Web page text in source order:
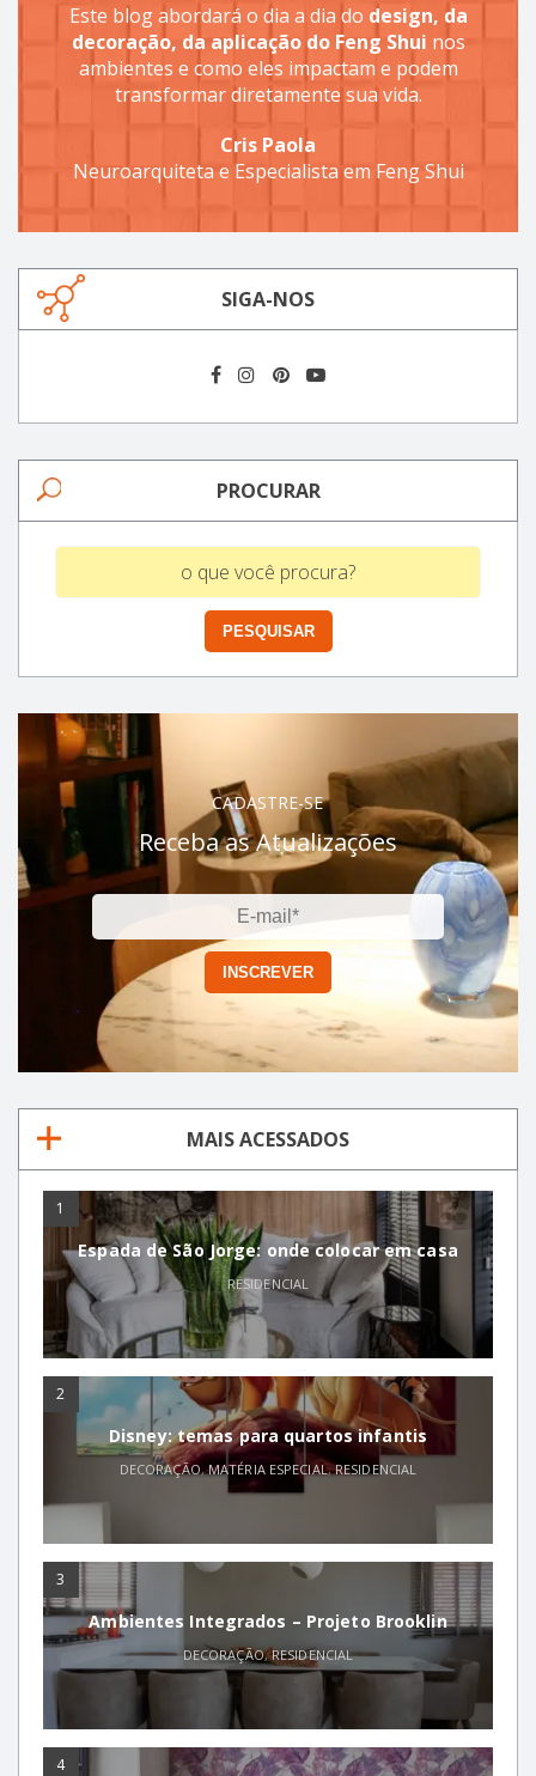
Este blog abordará o dia a dia do design, da
decoração, da aplicação do Feng Shui nos
ambientes e como eles impactam e podem
transformar diretamente sua vida.
Cris Paola
Neuroarquiteta e Especialista em Feng Shui
SIGA-NOS
PROCURAR
CADASTRE-SE
Receba as Atualizações
MAIS ACESSADOS
1
Espada de São Jorge: onde colocar em casa
RESIDENCIAL
2
Disney: temas para quartos infantis
DECORAÇÃO,MATÉRIA ESPECIAL,RESIDENCIAL
3
Ambientes Integrados – Projeto Brooklin
DECORAÇÃO,RESIDENCIAL
4